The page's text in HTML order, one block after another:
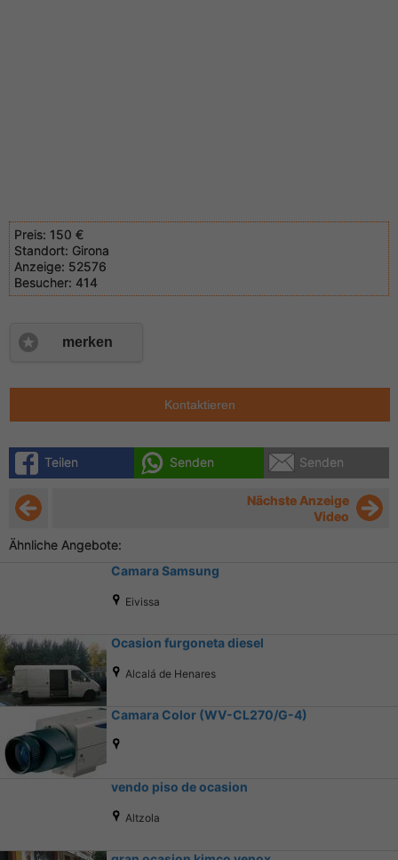
Preis: 150 €
Standort: Girona
Anzeige: 52576
Besucher: 414
merken
Kontaktieren
Teilen Senden Senden
Nächste Anzeige
Video
Ähnliche Angebote:
Camara Samsung
Eivissa
Ocasion furgoneta diesel
Alcalá de Henares
Camara Color (WV-CL270/G-4)
vendo piso de ocasion
Altzola